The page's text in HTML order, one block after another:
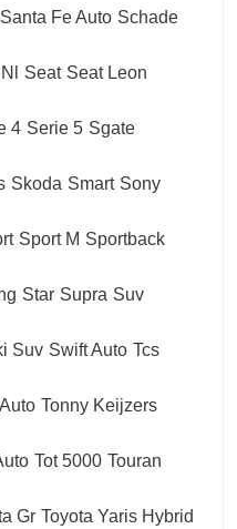
Santa Fe Auto Schade
Seat Seat Leon
4 Serie 5 Sgate
Skoda Smart Sony
Sport M Sportback
Star Supra Suv
Suv Swift Auto Tcs
Tonny Keijzers
Tot 5000 Touran
Gr Toyota Yaris Hybrid